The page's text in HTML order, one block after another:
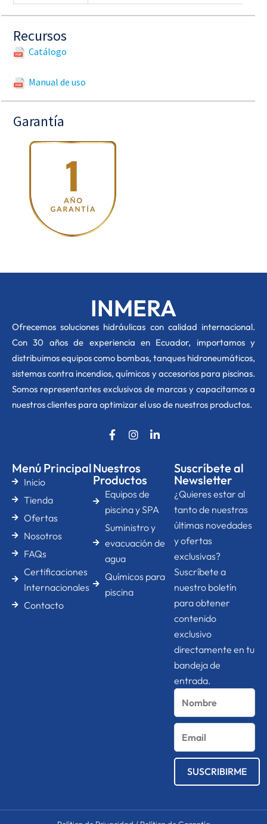
Recursos
Catálogo
Manual de uso
Garantía
INMERA
Ofrecemos soluciones hidráulicas con calidad internacional.
Con 30 años de experiencia en Ecuador, importamos y
distribuimos equipos como bombas, tanques hidroneumáticos,
sistemas contra incendios, químicos y accesorios para piscinas.
Somos representantes exclusivos de marcas y capacitamos a
nuestros clientes para optimizar el uso de nuestros productos.
F
a
e
b
o
o
k
f
I
n
t
a
g
r
a
m
L
n
i
n
Menú Principal
Inicio
Tienda
Ofertas
Nosotros
FAQs
Certificaciones
Internacionales
Contacto
Nuestros
Productos
Equipos de
piscina y SPA
Suministro y
evacuación de
agua
Químicos para
piscina
Suscríbete al
Newsletter
¿Quieres estar al
tanto de nuestras
últimas novedades
y ofertas
exclusivas?
Suscríbete a
nuestro boletín
para obtener
contenido
exclusivo
directamente en tu
bandeja de
entrada.
SUSCRIBIRME